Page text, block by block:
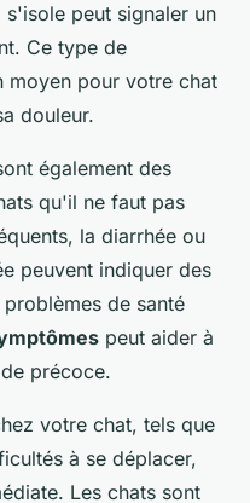
peut signaler un
Ce type de
moyen pour votre chat
douleur.
également des
qu'il ne faut pas
la diarrhée ou
peuvent indiquer des
de santé
peut aider à
précoce.
votre chat, tels que
à se déplacer,
Les chats sont